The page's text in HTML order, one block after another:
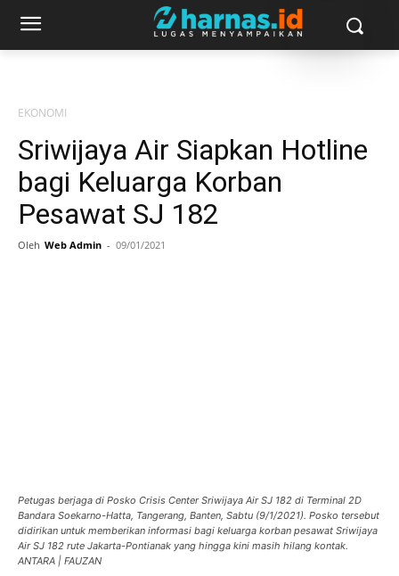
EKONOMI
Sriwijaya Air Siapkan Hotline
bagi Keluarga Korban
Pesawat SJ 182
Oleh Web Admin - 09/01/2021
Petugas berjaga di Posko Crisis Center Sriwijaya Air SJ 182 di Terminal 2D
Bandara Soekarno-Hatta, Tangerang, Banten, Sabtu (9/1/2021). Posko tersebut
didirikan untuk memberikan informasi bagi keluarga korban pesawat Sriwijaya
Air SJ 182 rute Jakarta-Pontianak yang hingga kini masih hilang kontak.
ANTARA | FAUZAN